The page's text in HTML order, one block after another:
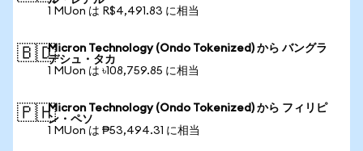
1 MUon は R$4,491.83 に相当
🇧🇩Micron Technology (Ondo Tokenized) から バングラ
デシュ・タカ
1 MUon は ৳108,759.85 に相当
🇵🇭Micron Technology (Ondo Tokenized) から フィリピ
ン・ペソ
1 MUon は ₱53,494.31 に相当